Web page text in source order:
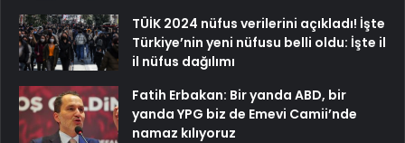
TÜİK 2024 nüfus verilerini açıkladı! İşte
Türkiye’nin yeni nüfusu belli oldu: İşte il
il nüfus dağılımı
Fatih Erbakan: Bir yanda ABD, bir
yanda YPG biz de Emevi Camii’nde
namaz kılıyoruz